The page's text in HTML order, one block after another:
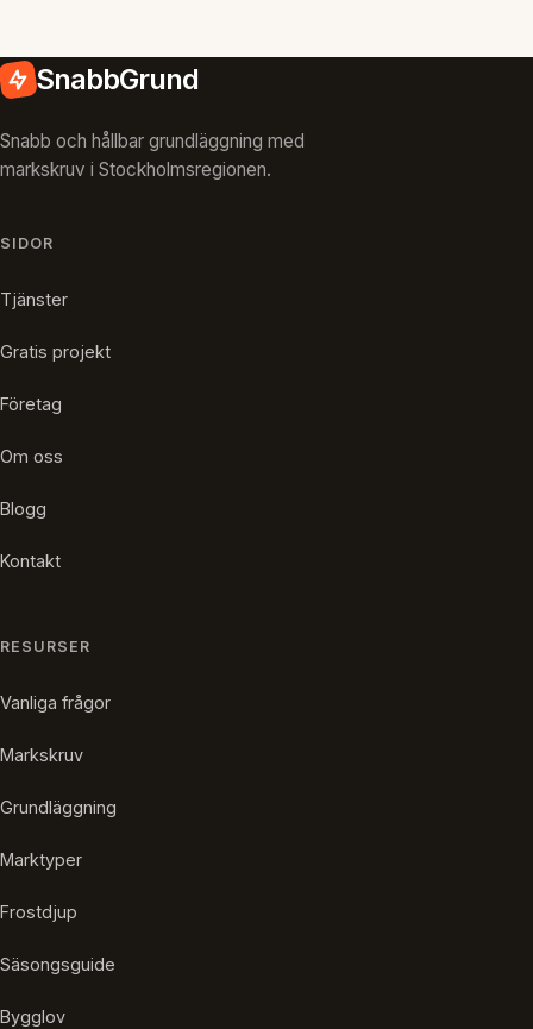
SnabbGrund
Snabb och hållbar grundläggning med
markskruv i Stockholmsregionen.
SIDOR
Tjänster
Gratis projekt
Företag
Om oss
Blogg
Kontakt
RESURSER
Vanliga frågor
Markskruv
Grundläggning
Marktyper
Frostdjup
Säsongsguide
Bygglov